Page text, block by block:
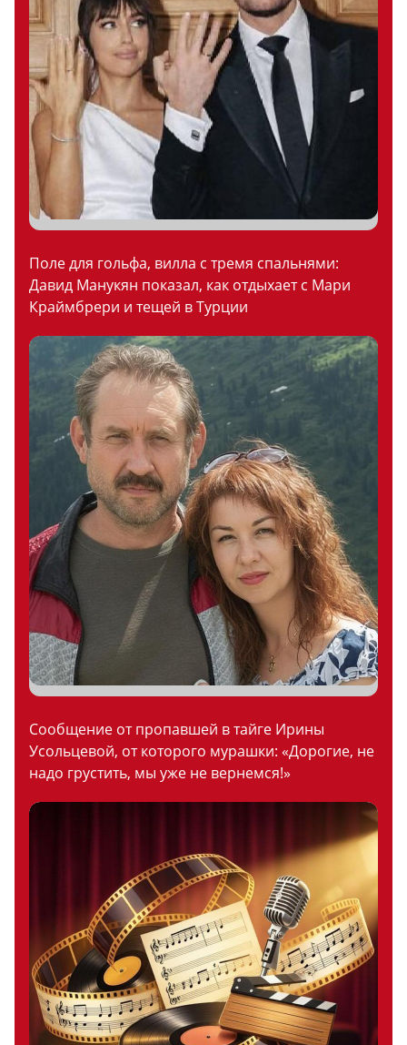
Поле для гольфа, вилла с тремя спальнями:
Давид Манукян показал, как отдыхает с Мари
Краймбрери и тещей в Турции
Сообщение от пропавшей в тайге Ирины
Усольцевой, от которого мурашки: «Дорогие, не
надо грустить, мы уже не вернемся!»